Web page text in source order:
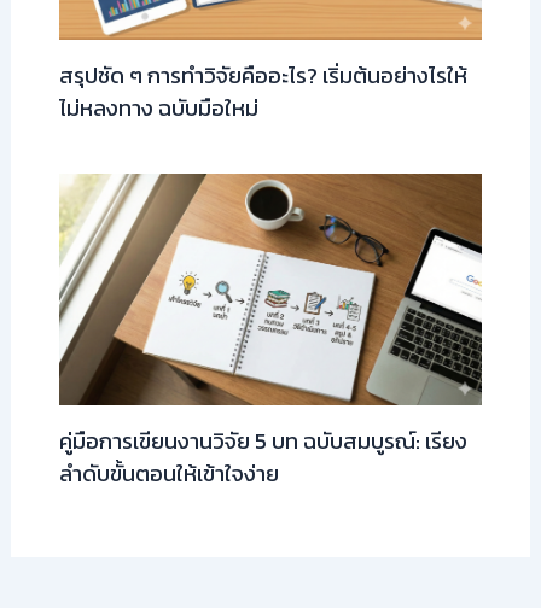
สรุปชัด ๆ การทำวิจัยคืออะไร? เริ่มต้นอย่างไรให้
ไม่หลงทาง ฉบับมือใหม่
คู่มือการเขียนงานวิจัย 5 บท ฉบับสมบูรณ์: เรียง
ลำดับขั้นตอนให้เข้าใจง่าย